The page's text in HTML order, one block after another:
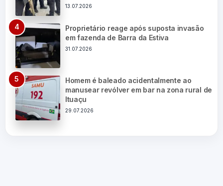
13.07.2026
Proprietário reage após suposta invasão
em fazenda de Barra da Estiva
31.07.2026
Homem é baleado acidentalmente ao
manusear revólver em bar na zona rural de
Ituaçu
29.07.2026